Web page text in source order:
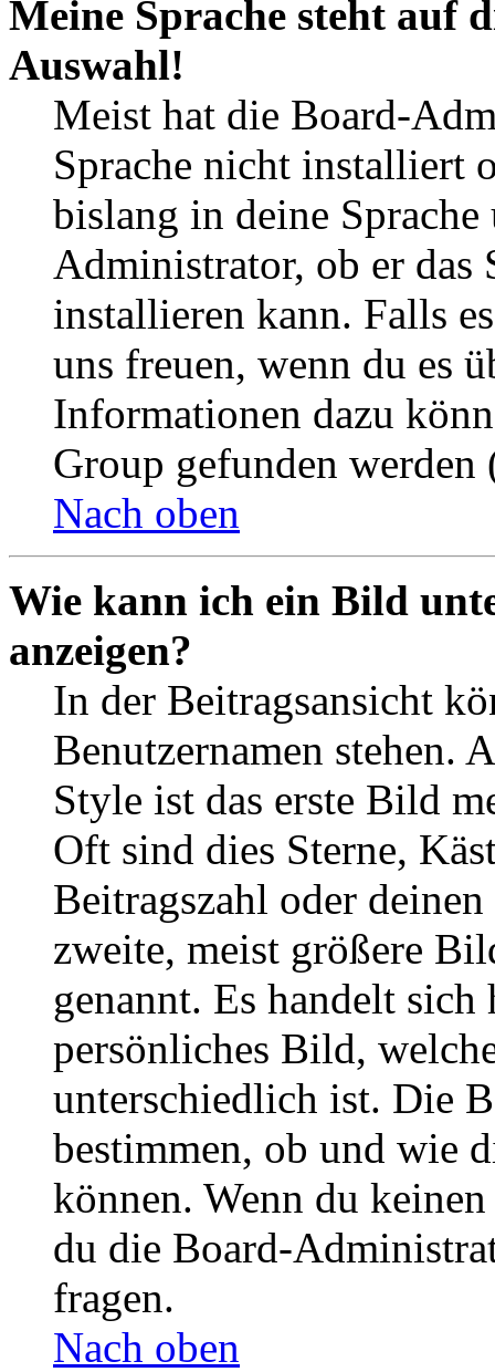
Meine Sprache steht auf
Auswahl!
Meist hat die Board-
Sprache nicht installiert
bislang in deine
Administrator, ob er das
installieren kann. Falls
uns freuen, wenn du es
Informationen dazu
Group gefunden
Nach oben
Wie kann ich ein Bild
anzeigen?
In der Beitragsansicht
Benutzernamen stehen.
Style ist das erste Bild
Oft sind dies Sterne,
Beitragszahl oder
zweite, meist größere
genannt. Es handelt
persönliches Bild,
unterschiedlich ist. Die
bestimmen, ob und wie
können. Wenn du
du die Board-
fragen.
Nach oben